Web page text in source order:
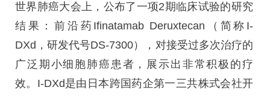
世界肺癌大会上，公布了一项2期临床试验的研究
结果：前沿药Ifinatamab Deruxtecan（简称I-
DXd，研发代号DS-7300），对接受过多次治疗的
广泛期小细胞肺癌患者，展示出非常积极的疗
效。I-DXd是由日本跨国药企第一三共株式会社开